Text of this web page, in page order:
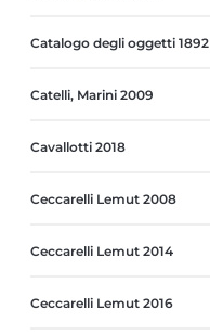
Catalogo degli oggetti 1892
Catelli, Marini 2009
Cavallotti 2018
Ceccarelli Lemut 2008
Ceccarelli Lemut 2014
Ceccarelli Lemut 2016